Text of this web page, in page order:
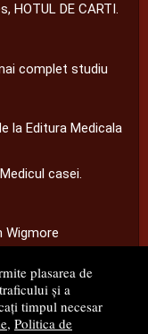
plasarea de
și a
timpul necesar
, Politica de
HOTUL DE CARTI.
complet studiu
la Editura Medicala
casei.
Wigmore
S.R.L.